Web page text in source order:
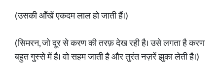
(उसकी आँखें एकदम लाल हो जाती हैं।)
(सिमरन, जो दूर से करण की तरफ़ देख रही है। उसे लगता है करण
बहुत गुस्से में है। वो सहम जाती है और तुरंत नज़रें झुका लेती है।)